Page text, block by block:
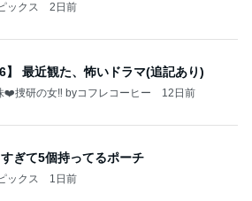
ックス 2日前
】 最近観た、怖いドラマ(追記あり)
❤️捜研の女‼️ byコフレコーヒー 12日前
ぎて5個持ってるポーチ
ックス 1日前